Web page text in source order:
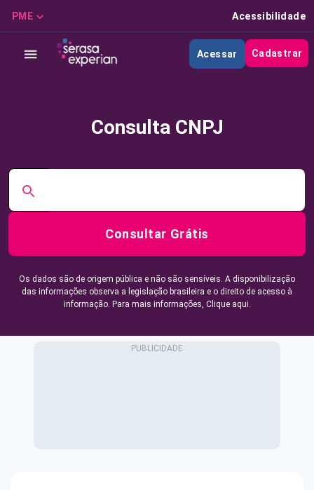
PME Acessibilidade
Acessar Cadastrar
Consulta CNPJ
Consultar Grátis
Os dados são de origem pública e não são sensíveis. A disponibilização
das informações observa a legislação brasileira e o direito de acesso à
informação. Para mais informações, Clique aqui.